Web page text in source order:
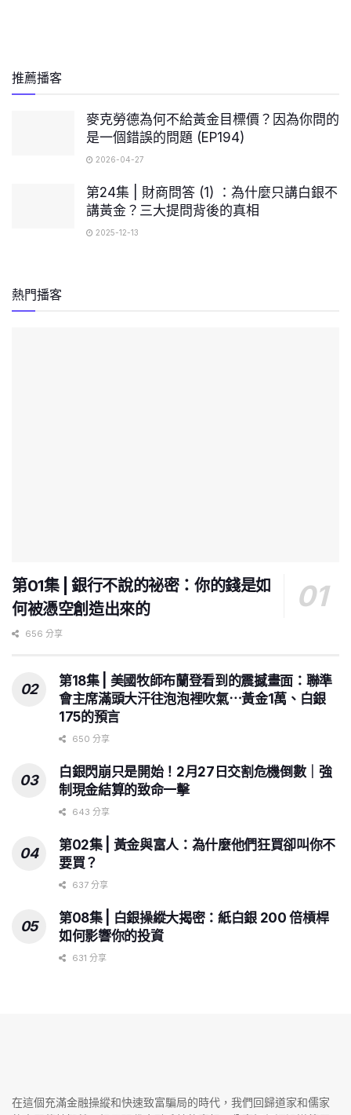
推薦播客
麥克勞德為何不給黃金目標價？因為你問的
是一個錯誤的問題 (EP194)
2026-04-27
第24集 | 財商問答 (1) ：為什麼只講白銀不
講黃金？三大提問背後的真相
2025-12-13
熱門播客
第01集 | 銀行不說的祕密：你的錢是如
何被憑空創造出來的
656 分享
第18集 | 美國牧師布蘭登看到的震撼畫面：聯準
會主席滿頭大汗往泡泡裡吹氣⋯黃金1萬、白銀
175的預言
650 分享
白銀閃崩只是開始！2月27日交割危機倒數｜強
制現金結算的致命一擊
643 分享
第02集 | 黃金與富人：為什麼他們狂買卻叫你不
要買？
637 分享
第08集 | 白銀操縱大揭密：紙白銀 200 倍槓桿
如何影響你的投資
631 分享
在這個充滿金融操縱和快速致富騙局的時代，我們回歸道家和儒家